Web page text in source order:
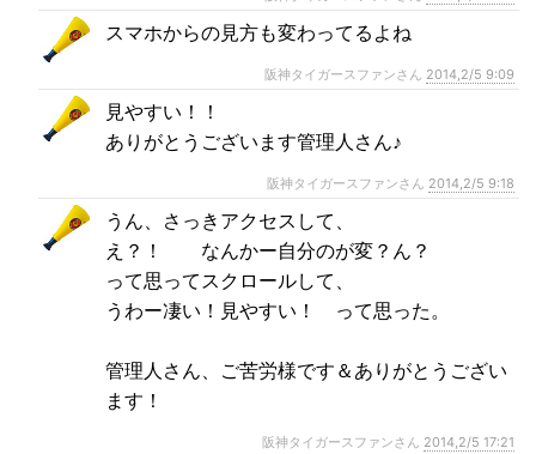
スマホからの見方も変わってるよね
阪神タイガースファンさん 2014,2/5 9:09
見やすい！！
ありがとうございます管理人さん♪
阪神タイガースファンさん 2014,2/5 9:18
うん、さっきアクセスして、
え？！ なんかー自分のが変？ん？
って思ってスクロールして、
うわー凄い！見やすい！ って思った。
管理人さん、ご苦労様です＆ありがとうござい
ます！
阪神タイガースファンさん 2014,2/5 17:21